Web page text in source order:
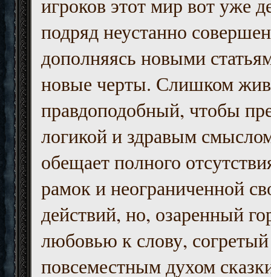
игроков этот мир вот уже
подряд неустанно
дополняясь новыми
новые черты. Слишком
правдоподобный, чтобы
логикой и здравым
обещает полного
рамок и неограниченной
действий, но, озаренный
любовью к слову, согретый
повсеместным духом